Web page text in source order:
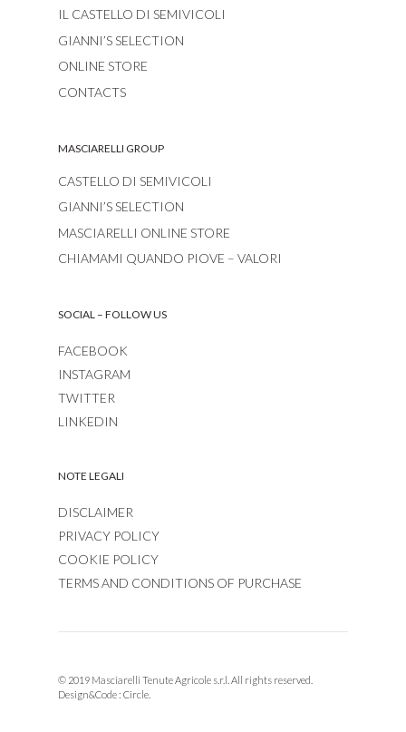
IL CASTELLO DI SEMIVICOLI
GIANNI’S SELECTION
ONLINE STORE
CONTACTS
MASCIARELLI GROUP
CASTELLO DI SEMIVICOLI
GIANNI’S SELECTION
MASCIARELLI ONLINE STORE
CHIAMAMI QUANDO PIOVE – VALORI
SOCIAL – FOLLOW US
FACEBOOK
INSTAGRAM
TWITTER
LINKEDIN
NOTE LEGALI
DISCLAIMER
PRIVACY POLICY
COOKIE POLICY
TERMS AND CONDITIONS OF PURCHASE
© 2019 Masciarelli Tenute Agricole s.r.l. All rights reserved.
Design&Code : Circle.